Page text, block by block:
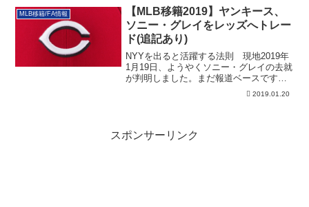
MLB移籍/FA情報
【MLB移籍2019】ヤンキース、
ソニー・グレイをレッズへトレー
ド(追記あり)
NYYを出ると活躍する法則 現地2019年
1月19日、ようやくソニー・グレイの去就
が判明しました。まだ報道ベースです
2019.01.20
スポンサーリンク